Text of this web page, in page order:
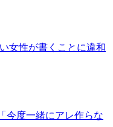
女性が書くことに違和
今度一緒にアレ作らな